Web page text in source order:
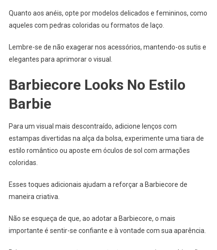
Quanto aos anéis, opte por modelos delicados e femininos, como
aqueles com pedras coloridas ou formatos de laço.
Lembre-se de não exagerar nos acessórios, mantendo-os sutis e
elegantes para aprimorar o visual.
Barbiecore Looks No Estilo
Barbie
Para um visual mais descontraído, adicione lenços com
estampas divertidas na alça da bolsa, experimente uma tiara de
estilo romântico ou aposte em óculos de sol com armações
coloridas.
Esses toques adicionais ajudam a reforçar a Barbiecore de
maneira criativa.
Não se esqueça de que, ao adotar a Barbiecore, o mais
importante é sentir-se confiante e à vontade com sua aparência.